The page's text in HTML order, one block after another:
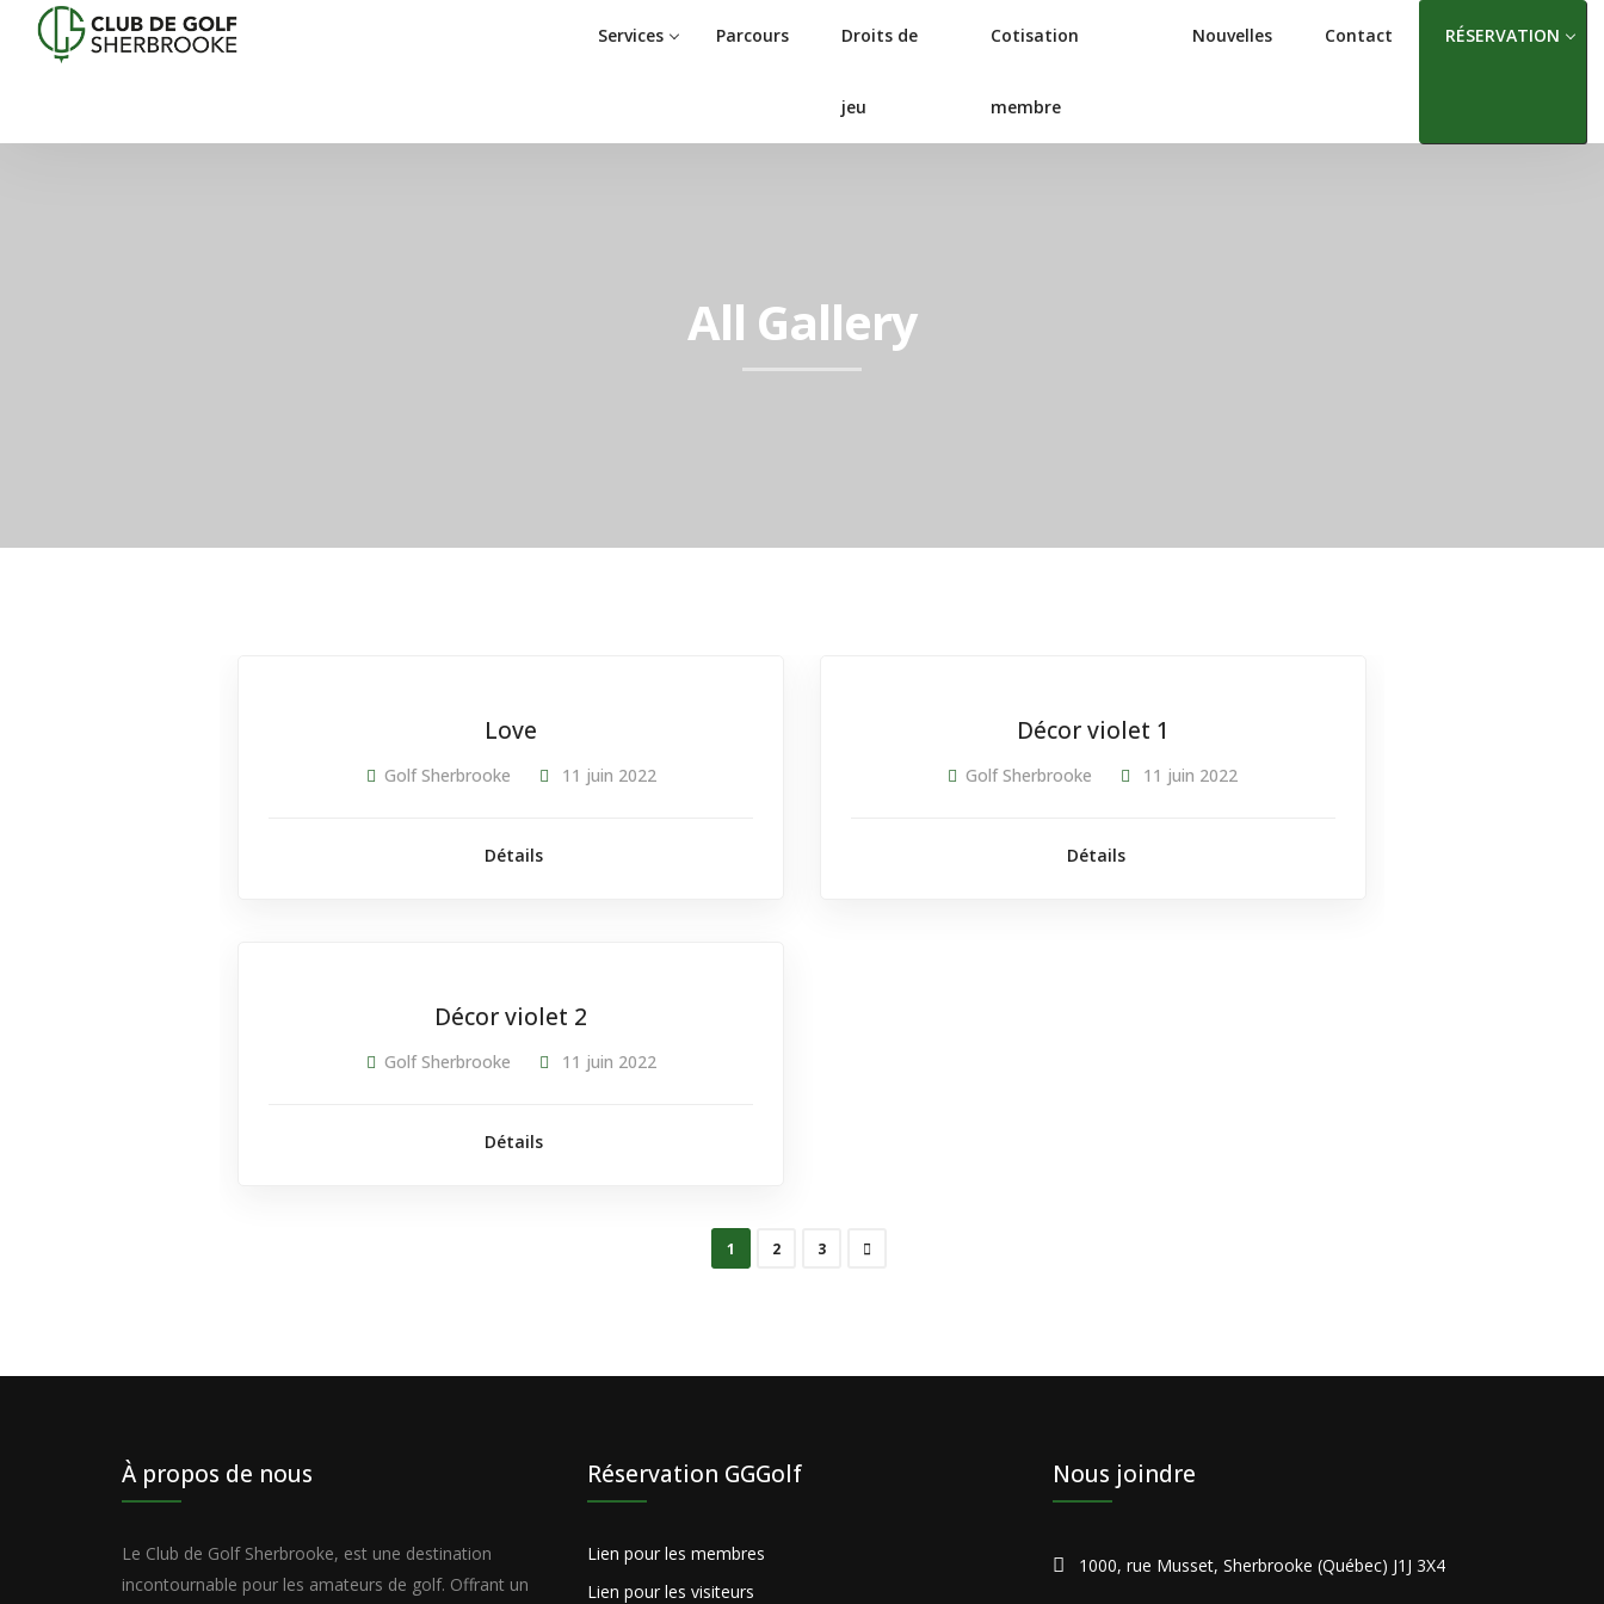
Services Parcours Droits de
jeu
Cotisation
membre
Nouvelles Contact RÉSERVATION
All Gallery
Love
Golf Sherbrooke 11 juin 2022
Détails
Décor violet 1
Golf Sherbrooke 11 juin 2022
Détails
Décor violet 2
Golf Sherbrooke 11 juin 2022
Détails
1 2 3
À propos de nous
Le Club de Golf Sherbrooke, est une destination
incontournable pour les amateurs de golf. Offrant un
Réservation GGGolf
Lien pour les membres
Lien pour les visiteurs
Nous joindre
1000, rue Musset, Sherbrooke (Québec) J1J 3X4